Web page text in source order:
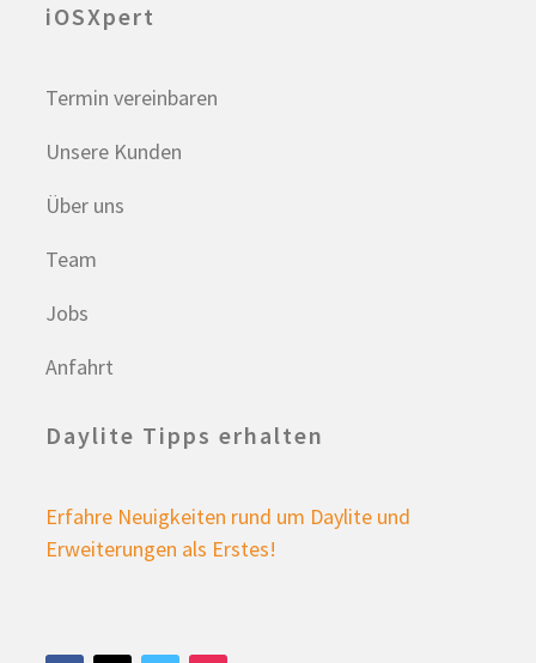
iOSXpert
Termin vereinbaren
Unsere Kunden
Über uns
Team
Jobs
Anfahrt
Daylite Tipps erhalten
Erfahre Neuigkeiten rund um Daylite und
Erweiterungen als Erstes!